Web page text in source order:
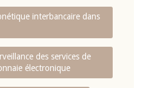
interbancaire dans
des services de
électronique